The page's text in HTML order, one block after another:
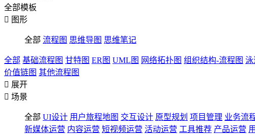
全部模板
 图形
全部 流程图 思维导图 思维笔记
全部 基础流程图 甘特图 ER图 UML图 网络拓扑图 组织结构-流程图 泳
价值链图 其他流程图
 展开
 场景
全部 UI设计 用户旅程地图 交互设计 原型规划 项目管理 业务流
新媒体运营 内容运营 短视频运营 活动运营 工具推荐 产品运营